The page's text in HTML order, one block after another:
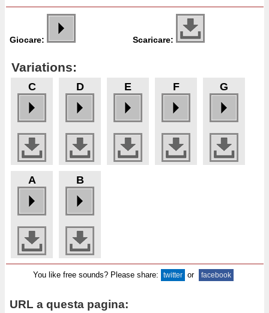
Giocare: Scaricare:
Variations:
C D E F G
A B
You like free sounds? Please share: twitter or facebook
URL a questa pagina: